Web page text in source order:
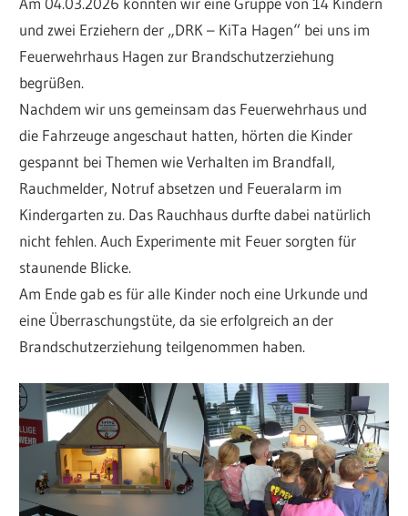
und zwei Erziehern der „DRK – KiTa Hagen“ bei uns im
Feuerwehrhaus Hagen zur Brandschutzerziehung
begrüßen.
Nachdem wir uns gemeinsam das Feuerwehrhaus und
die Fahrzeuge angeschaut hatten, hörten die Kinder
gespannt bei Themen wie Verhalten im Brandfall,
Rauchmelder, Notruf absetzen und Feueralarm im
Kindergarten zu. Das Rauchhaus durfte dabei natürlich
nicht fehlen. Auch Experimente mit Feuer sorgten für
staunende Blicke.
Am Ende gab es für alle Kinder noch eine Urkunde und
eine Überraschungstüte, da sie erfolgreich an der
Brandschutzerziehung teilgenommen haben.